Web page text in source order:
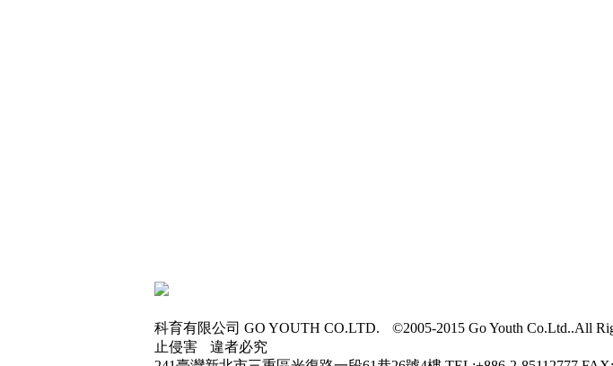
科育有限公司 GO YOUTH CO.LTD. ©2005-2015 Go Youth Co.Ltd..All
止侵害
違者必究